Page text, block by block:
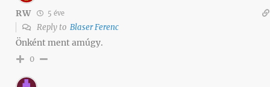
RW 5 éve
Reply to Blaser Ferenc
Önként ment amúgy.
0